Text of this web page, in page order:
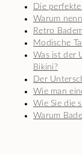
Die
Warum
Retro
Modische
Was ist der
Bikini?
Der
Wie man
Wie Sie die
Warum